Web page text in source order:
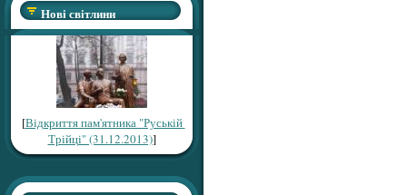
Нові світлини
[Відкриття пам'ятника "Руській
Трійці" (31.12.2013)]